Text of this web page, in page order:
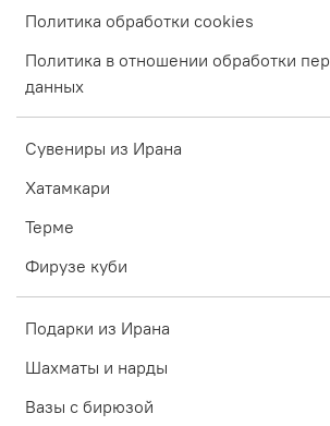
Политика обработки cookies
Политика в отношении обработки
данных
Сувениры из Ирана
Хатамкари
Терме
Фирузе куби
Подарки из Ирана
Шахматы и нарды
Вазы с бирюзой